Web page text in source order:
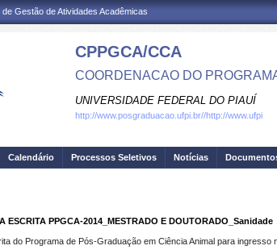
Gestão de Atividades Acadêmicas
CPPGCA/CCA
COORDENACAO DO
UNIVERSIDADE FEDERAL DO PIAUÍ
http://www.posgraduacao.ufpi.br//http://www.ufpi
Calendário Processos Seletivos Notícias
ESCRITA PPGCA-2014_MESTRADO E DOUTORADO_Sanidade
do Programa de Pós-Graduação em Ciência Animal para ingresso